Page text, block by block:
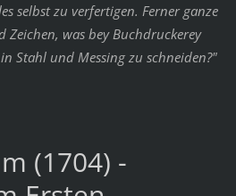
selbst zu verfertigen. Ferner ganze
Zeichen, was bey Buchdruckerey
Stahl und Messing zu schneiden?"
(1704) -